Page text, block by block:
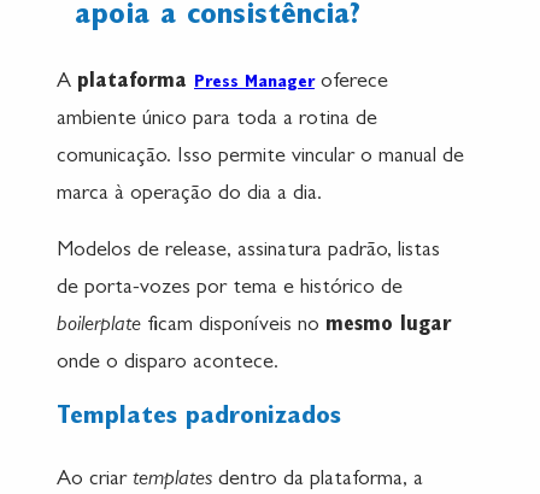
apoia a consistência?
A plataforma Press Manageroferece
ambiente único para toda a rotina de
comunicação. Isso permite vincular o manual de
marca à operação do dia a dia.
Modelos de release, assinatura padrão, listas
de porta-vozes por tema e histórico de
boilerplate ficam disponíveis no mesmo lugar
onde o disparo acontece.
Templates padronizados
Ao criar templates dentro da plataforma, a